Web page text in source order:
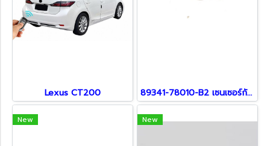
Lexus CT200 89341-78010-B2 เซนเซอร์กันชน สำหรับรถ Lexus
New New